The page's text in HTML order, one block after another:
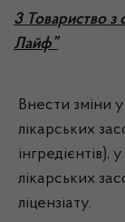
3 Товариство з
Лайф”
Внести зміни у
лікарських
інгредієнтів),
лікарських
ліцензіату.